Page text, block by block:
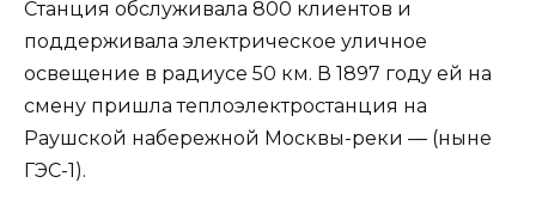
Станция обслуживала 800 клиентов и
поддерживала электрическое уличное
освещение в радиусе 50 км. В 1897 году ей на
смену пришла теплоэлектростанция на
Раушской набережной Москвы-реки — (ныне
ГЭС-1).